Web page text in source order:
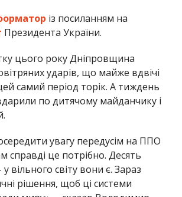
із посиланням на
Президента України.
цього року Дніпровщина
ударів, що майже вдвічі
самий період торік. А тиждень
по дитячому майданчику і
увагу передусім на ППО
справді це потрібно. Десять
вільного світу вони є. Зараз
рішення, щоб ці системи